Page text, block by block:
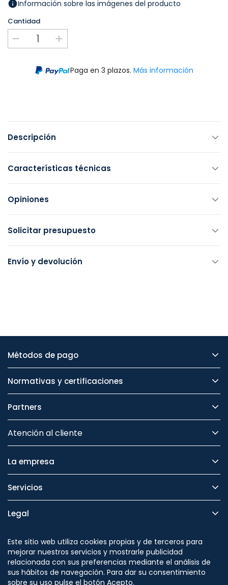
Información sobre las imágenes del producto
Cantidad
Paga en 3 plazos. Más información
Descripción
Características técnicas
Opiniones
Solicitar presupuesto
Envío y devolución
Métodos de pago
Normativas y certificaciones
Partners
Atención al cliente
La empresa
Servicios
Legal
Seguridad
Este sitio web utiliza cookies propias y de terceros para
mejorar nuestros servicios y mostrarle publicidad
relacionada con sus preferencias mediante el análisis de
sus hábitos de navegación. Para dar su consentimiento
sobre su uso pulse el botón Acepto.